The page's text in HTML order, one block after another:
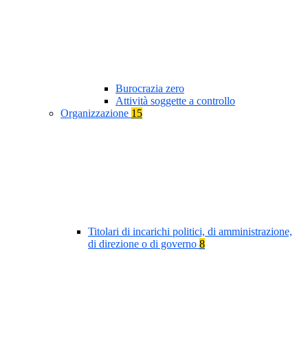
Burocrazia zero
Attività soggette a controllo
Organizzazione 15
Titolari di incarichi politici, di amministrazione,
di direzione o di governo 8